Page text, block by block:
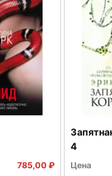
785,00 ₽
4
Цена